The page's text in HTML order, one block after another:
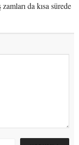
da kısa sürede